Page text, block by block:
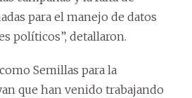
para el manejo de datos
políticos”, detallaron.
Semillas para la
que han venido trabajando